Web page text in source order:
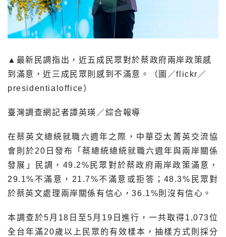
▲最新民調指出，近五成民眾對於蔡政府兩岸政策感
到滿意，近三成民眾則感到不滿意。（圖／flickr／
presidentialoffice）
臺灣調查網記者譚英瑛／綜合報導
在蔡英文總統就職六週年之際，中華亞太菁英交流協
會則於20日發布「蔡總統總統就職六週年與兩岸關係
發展」民調，49.2%民眾對於蔡政府兩岸政策滿意，
29.1%不滿意，21.7%不滿意或拒答；48.3%民眾對
於蔡英文處理兩岸關係有信心，36.1%則沒有信心。
本調查於5月18日至5月19日進行，一共取得1,073位
全台年滿20歲以上民眾的有效樣本，抽樣方式則採分